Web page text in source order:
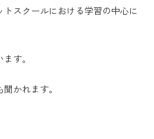
スクールにおける学習の中心に
す。
かれます。